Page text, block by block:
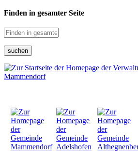
Finden in gesamter Seite
suchen